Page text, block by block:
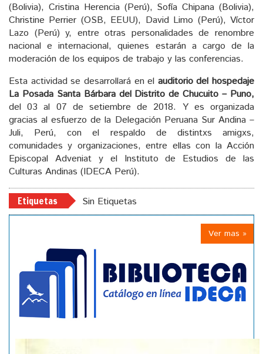
(Bolivia), Cristina Herencia (Perú), Sofía Chipana (Bolivia),
Christine Perrier (OSB, EEUU), David Limo (Perú), Víctor
Lazo (Perú) y, entre otras personalidades de renombre
nacional e internacional, quienes estarán a cargo de la
moderación de los equipos de trabajo y las conferencias.
Esta actividad se desarrollará en el auditorio del hospedaje
La Posada Santa Bárbara del Distrito de Chucuito – Puno,
del 03 al 07 de setiembre de 2018. Y es organizada
gracias al esfuerzo de la Delegación Peruana Sur Andina –
Juli, Perú, con el respaldo de distintxs amigxs,
comunidades y organizaciones, entre ellas con la Acción
Episcopal Adveniat y el Instituto de Estudios de las
Culturas Andinas (IDECA Perú).
Etiquetas Sin Etiquetas
Ver mas »